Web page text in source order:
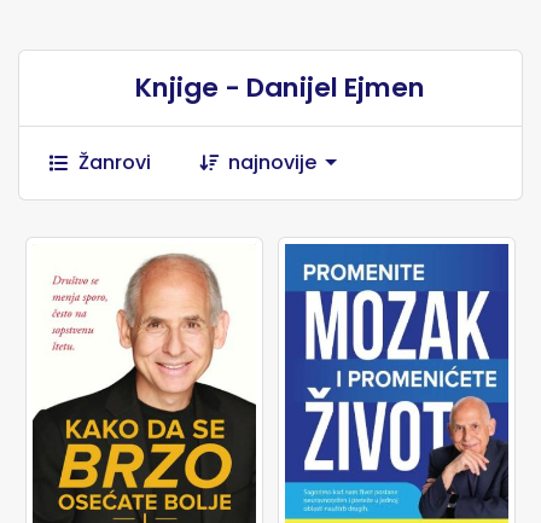
Knjige - Danijel Ejmen
Žanrovi najnovije